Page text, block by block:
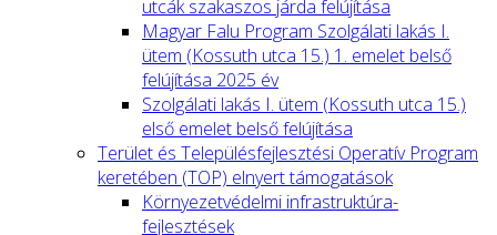
utcák szakaszos járda felújítása
Magyar Falu Program Szolgálati lakás I.
ütem (Kossuth utca 15.) 1. emelet belső
felújítása 2025 év
Szolgálati lakás I. ütem (Kossuth utca 15.)
első emelet belső felújítása
Terület és Településfejlesztési Operatív Program
keretében (TOP) elnyert támogatások
Környezetvédelmi infrastruktúra-
fejlesztések